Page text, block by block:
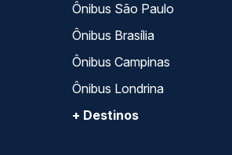
Ônibus São Paulo
Ônibus Brasília
Ônibus Campinas
Ônibus Londrina
+ Destinos